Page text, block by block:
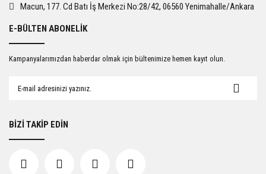
Gönder
Macun, 177. Cd Batı İş Merkezi No:28/42, 06560 Yenimahalle/Ankara
E-BÜLTEN ABONELİK
Kampanyalarımızdan haberdar olmak için bültenimize hemen kayıt olun.
BİZİ TAKİP EDİN